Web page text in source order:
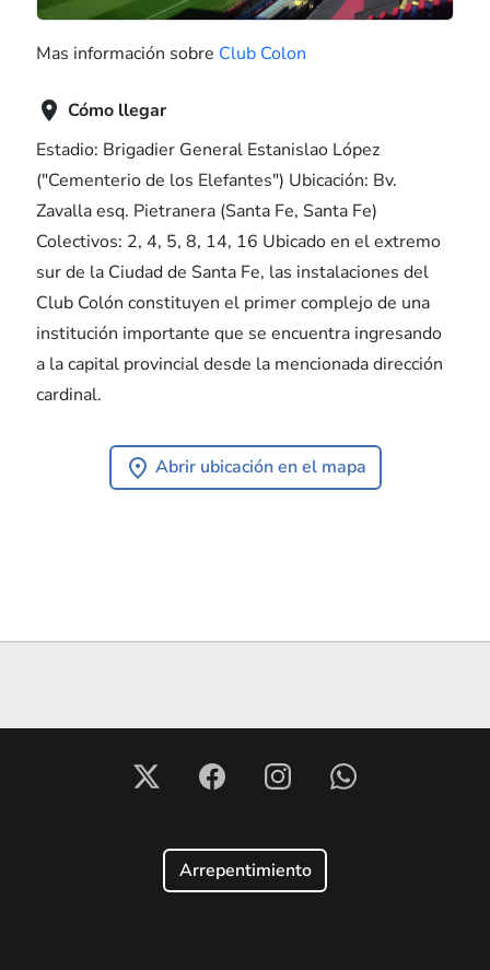
Mas información sobre Club Colon
 Cómo llegar
Estadio: Brigadier General Estanislao López
("Cementerio de los Elefantes") Ubicación: Bv.
Zavalla esq. Pietranera (Santa Fe, Santa Fe)
Colectivos: 2, 4, 5, 8, 14, 16 Ubicado en el extremo
sur de la Ciudad de Santa Fe, las instalaciones del
Club Colón constituyen el primer complejo de una
institución importante que se encuentra ingresando
a la capital provincial desde la mencionada dirección
cardinal.
Abrir ubicación en el mapa